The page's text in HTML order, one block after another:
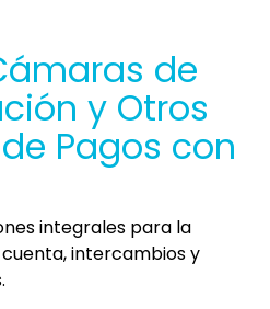
de
y Otros
Pagos con
integrales para la
intercambios y